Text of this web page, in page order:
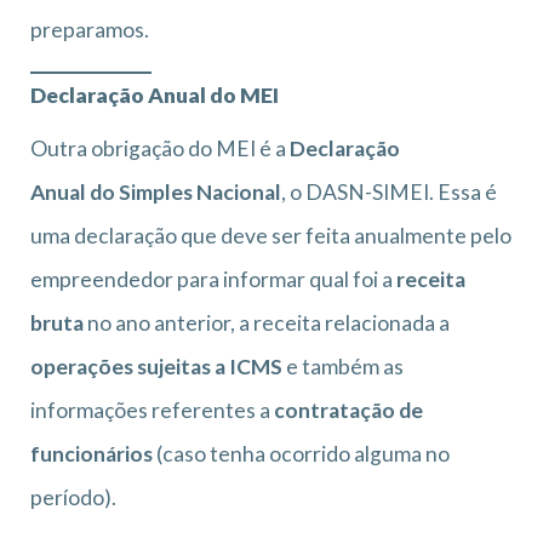
preparamos.
Declaração Anual do MEI
Outra obrigação do MEI é a Declaração
Anual do Simples Nacional, o DASN-SIMEI. Essa é
uma declaração que deve ser feita anualmente pelo
empreendedor para informar qual foi a receita
brutano ano anterior, a receita relacionada a
operações sujeitas a ICMS e também as
informações referentes a contratação de
funcionários(caso tenha ocorrido alguma no
período).